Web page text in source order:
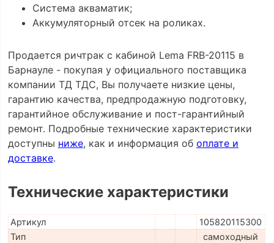
Система акваматик;
Аккумуляторный отсек на роликах.
Продается ричтрак с кабиной Lema FRB-20115 в
Барнауле - покупая у официального поставщика
компании ТД ТДС, Вы получаете низкие цены,
гарантию качества, предпродажную подготовку,
гарантийное обслуживание и пост-гарантийный
ремонт. Подробные технические характеристики
доступны ниже, как и информация об оплате и
доставке.
Технические характеристики
Артикул
105820115300
Тип
самоходный